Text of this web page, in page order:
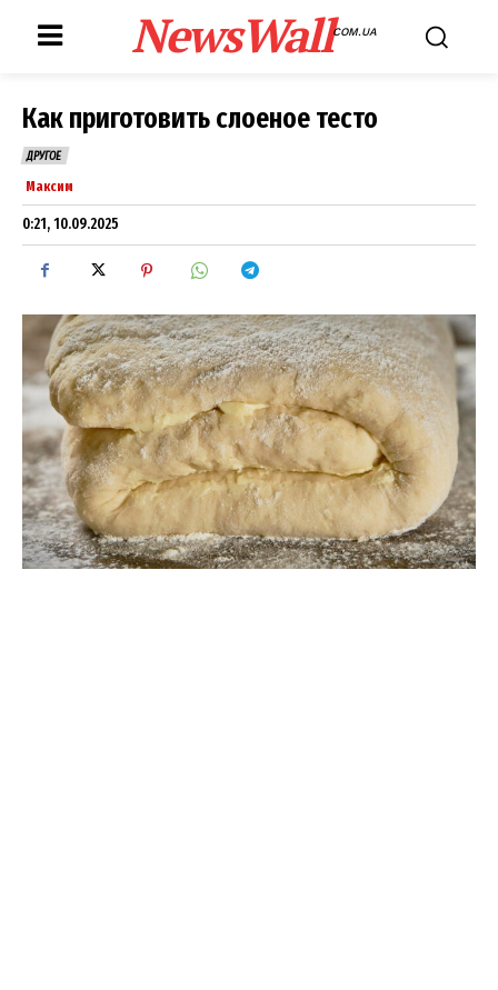
NewsWallCOM.UA
Как приготовить слоеное тесто
ДРУГОЕ
Максим
0:21, 10.09.2025